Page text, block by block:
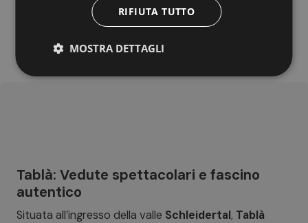
Tablà: Vedute spettacolari e fascino
autentico
Situata all’ingresso della valle Schleidertal, Tablà
RIFIUTA TUTTO
MOSTRA DETTAGLI